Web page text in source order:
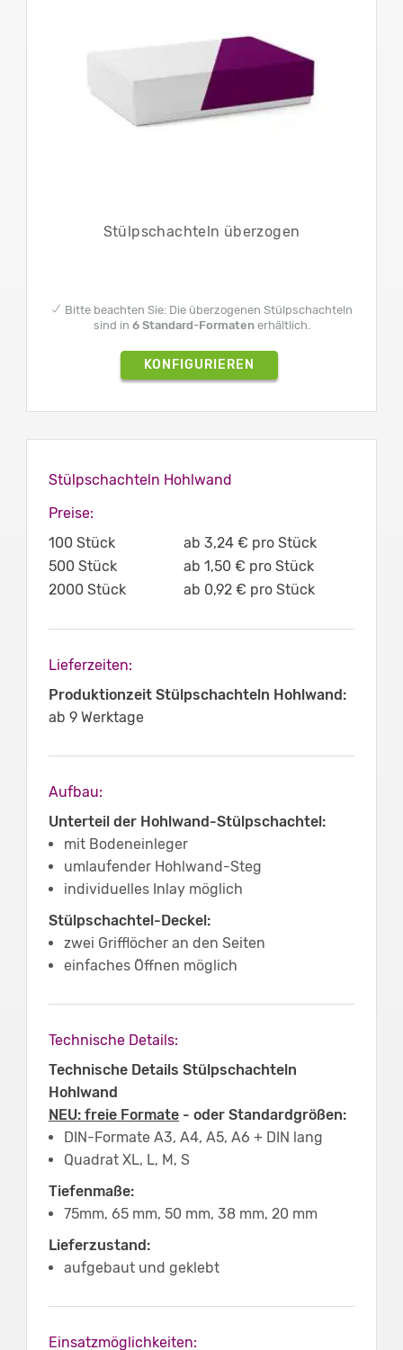
Stülpschachteln überzogen
✔ Bitte beachten Sie: Die überzogenen Stülpschachteln
sind in 6 Standard-Formatenerhältlich.
KONFIGURIEREN
Stülpschachteln Hohlwand
Preise:
100 Stück
ab 3,24 € pro Stück
500 Stück
ab 1,50 € pro Stück
2000 Stück
ab 0,92 € pro Stück
Lieferzeiten:
Produktionzeit Stülpschachteln Hohlwand:
ab 9 Werktage
Aufbau:
Unterteil der Hohlwand-Stülpschachtel:
mit Bodeneinleger
umlaufender Hohlwand-Steg
individuelles Inlay möglich
Stülpschachtel-Deckel:
zwei Grifflöcher an den Seiten
einfaches Öffnen möglich
Technische Details:
Technische Details Stülpschachteln
Hohlwand
NEU: freie Formate - oder Standardgrößen:
DIN-Formate A3, A4, A5, A6 + DIN lang
Quadrat XL, L, M, S
Tiefenmaße:
75mm, 65 mm, 50 mm, 38 mm, 20 mm
Lieferzustand:
aufgebaut und geklebt
Einsatzmöglichkeiten: